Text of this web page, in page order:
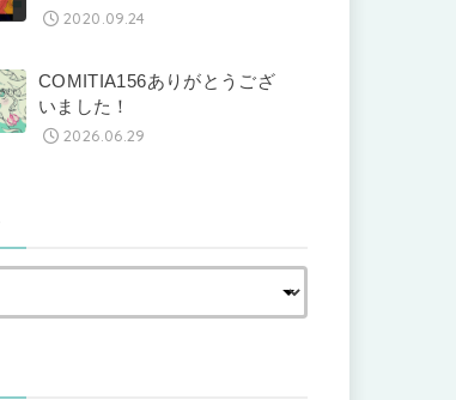
2020.09.24
COMITIA156ありがとうござ
いました！
2026.06.29